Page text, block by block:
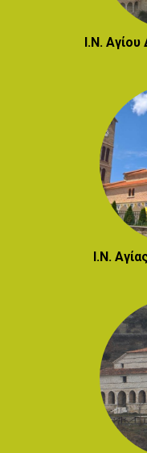
Ι.Ν.
Ι.Ν.